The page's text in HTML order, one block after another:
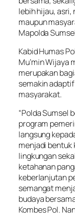
lebih hijau, asri,
maupun
Mapolda
Kabid Humas
Mu’min Wijaya
merupakan
semakin
masyarakat.
“Polda Sumsel
program
langsung
menjadi bentuk
lingkungan
ketahanan
keberlanjutan
semangat
budaya
Kombes Pol.